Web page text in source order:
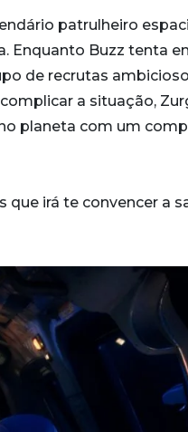
patrulheiro
Enquanto Buzz tenta
de recrutas
a situação,
planeta com um
que irá te convencer a